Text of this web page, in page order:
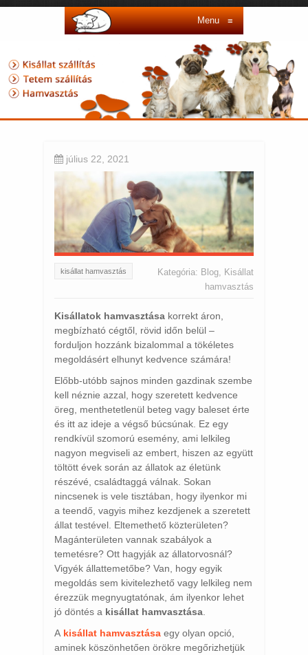
Menu≡
július 22, 2021
kisállat hamvasztás Kategória: Blog Kisállat
hamvasztás
Kisállatok hamvasztása korrekt áron,
megbízható cégtől, rövid időn belül –
forduljon hozzánk bizalommal a tökéletes
megoldásért elhunyt kedvence számára!
Előbb-utóbb sajnos minden gazdinak szembe
kell néznie azzal, hogy szeretett kedvence
öreg, menthetetlenül beteg vagy baleset érte
és itt az ideje a végső búcsúnak. Ez egy
rendkívül szomorú esemény, ami lelkileg
nagyon megviseli az embert, hiszen az együtt
töltött évek során az állatok az életünk
részévé, családtaggá válnak. Sokan
nincsenek is vele tisztában, hogy ilyenkor mi
a teendő, vagyis mihez kezdjenek a szeretett
állat testével. Eltemethető közterületen?
Magánterületen vannak szabályok a
temetésre? Ott hagyják az állatorvosnál?
Vigyék állattemetőbe? Van, hogy egyik
megoldás sem kivitelezhető vagy lelkileg nem
érezzük megnyugtatónak, ám ilyenkor lehet
jó döntés a kisállat hamvasztása
A kisállat hamvasztása egy olyan opció,
aminek köszönhetően örökre megőrizhetjük